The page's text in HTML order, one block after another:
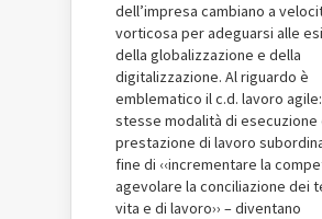
dell’impresa cambiano a
vorticosa per adeguarsi alle
della globalizzazione e della
digitalizzazione. Al riguardo è
emblematico il c.d. lavoro
stesse modalità di esecuzione
prestazione di lavoro
fine di ‹‹incrementare la
agevolare la conciliazione dei
vita e di lavoro›› – diventano